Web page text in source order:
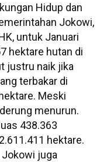
Hidup dan
Jokowi,
untuk Januari
hektare hutan di
justru naik jika
terbakar di
Meski
menurun.
438.363
hektare.
Jokowi juga